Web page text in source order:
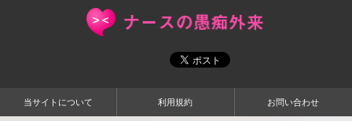
当サイトについて 利用規約 お問い合わせ